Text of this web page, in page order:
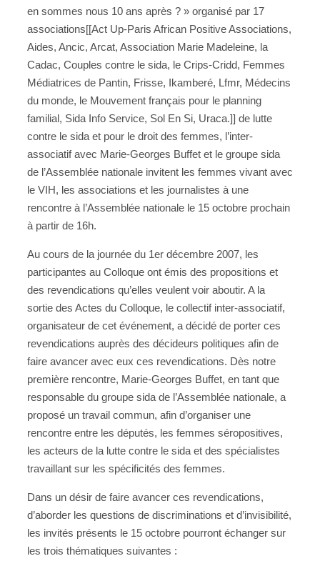
en sommes nous 10 ans après ? » organisé par 17
associations[[Act Up-Paris African Positive Associations,
Aides, Ancic, Arcat, Association Marie Madeleine, la
Cadac, Couples contre le sida, le Crips-Cridd, Femmes
Médiatrices de Pantin, Frisse, Ikamberé, Lfmr, Médecins
du monde, le Mouvement français pour le planning
familial, Sida Info Service, Sol En Si, Uraca.]] de lutte
contre le sida et pour le droit des femmes, l’inter-
associatif avec Marie-Georges Buffet et le groupe sida
de l’Assemblée nationale invitent les femmes vivant avec
le VIH, les associations et les journalistes à une
rencontre à l’Assemblée nationale le 15 octobre prochain
à partir de 16h.
Au cours de la journée du 1er décembre 2007, les
participantes au Colloque ont émis des propositions et
des revendications qu’elles veulent voir aboutir. A la
sortie des Actes du Colloque, le collectif inter-associatif,
organisateur de cet événement, a décidé de porter ces
revendications auprès des décideurs politiques afin de
faire avancer avec eux ces revendications. Dès notre
première rencontre, Marie-Georges Buffet, en tant que
responsable du groupe sida de l’Assemblée nationale, a
proposé un travail commun, afin d’organiser une
rencontre entre les députés, les femmes séropositives,
les acteurs de la lutte contre le sida et des spécialistes
travaillant sur les spécificités des femmes.
Dans un désir de faire avancer ces revendications,
d’aborder les questions de discriminations et d’invisibilité,
les invités présents le 15 octobre pourront échanger sur
les trois thématiques suivantes :